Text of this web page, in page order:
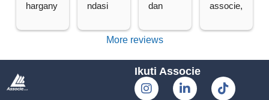
hargany
terjangk
ndasi
Layanan
ramah
dan
f! Tim
profesio
nal dan
ngebant
associe,
cepet
ya dan
pelayan
annya
More reviews
Ikuti Associe